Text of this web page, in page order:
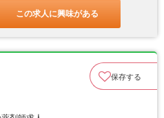
この求人に興味がある
保存する